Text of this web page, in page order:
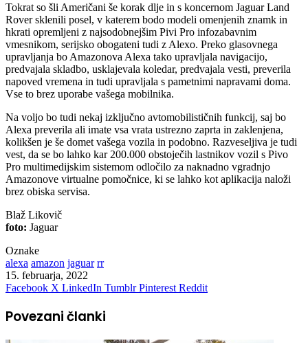
Tokrat so šli Američani še korak dlje in s koncernom Jaguar Land
Rover sklenili posel, v katerem bodo modeli omenjenih znamk in
hkrati opremljeni z najsodobnejšim Pivi Pro infozabavnim
vmesnikom, serijsko obogateni tudi z Alexo. Preko glasovnega
upravljanja bo Amazonova Alexa tako upravljala navigacijo,
predvajala skladbo, usklajevala koledar, predvajala vesti, preverila
napoved vremena in tudi upravljala s pametnimi napravami doma.
Vse to brez uporabe vašega mobilnika.
Na voljo bo tudi nekaj izključno avtomobilističnih funkcij, saj bo
Alexa preverila ali imate vsa vrata ustrezno zaprta in zaklenjena,
kolikšen je še domet vašega vozila in podobno. Razveseljiva je tudi
vest, da se bo lahko kar 200.000 obstoječih lastnikov vozil s Pivo
Pro multimedijskim sistemom odločilo za naknadno vgradnjo
Amazonove virtualne pomočnice, ki se lahko kot aplikacija naloži
brez obiska servisa.
Blaž Likovič
foto: Jaguar
Oznake
alexa amazon jaguar rr
15. februarja, 2022
Facebook X LinkedIn Tumblr Pinterest Reddit
Povezani članki